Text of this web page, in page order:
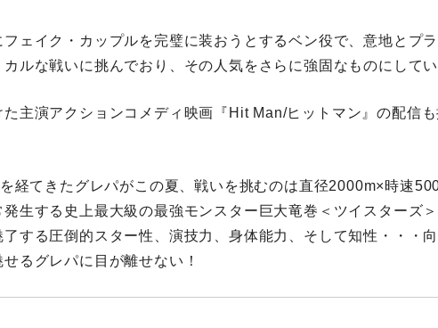
ェイク・カップルを完璧に装おうとするベン役で、意地とプ
ルな戦いに挑んでおり、その人気をさらに強固なものにしてい
主演アクションコメディ映画『Hit Man/ヒットマン』の配信も
経てきたグレパがこの夏、戦いを挑むのは直径2000m×時速
生する史上最大級の最強モンスター巨大竜巻＜ツイスターズ
する圧倒的スター性、演技力、身体能力、そして知性・・・
るグレパに目が離せない！